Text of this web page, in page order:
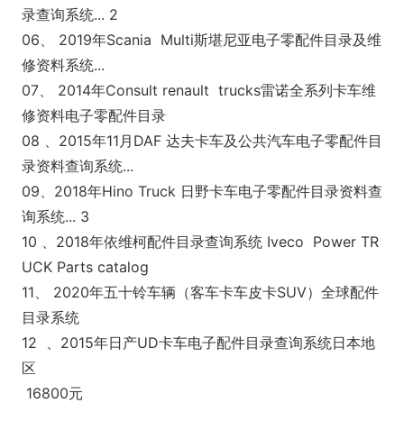
录查询系统... 2
06、 2019年Scania Multi斯堪尼亚电子零配件目录及维
修资料系统...
07、 2014年Consult renault trucks雷诺全系列卡车维
修资料电子零配件目录
08 、2015年11月DAF 达夫卡车及公共汽车电子零配件目
录资料查询系统...
09、2018年Hino Truck 日野卡车电子零配件目录资料查
询系统... 3
10 、2018年依维柯配件目录查询系统 Iveco Power TR
UCK Parts catalog
11、 2020年五十铃车辆（客车卡车皮卡SUV）全球配件
目录系统
12 、2015年日产UD卡车电子配件目录查询系统日本地
区
16800元